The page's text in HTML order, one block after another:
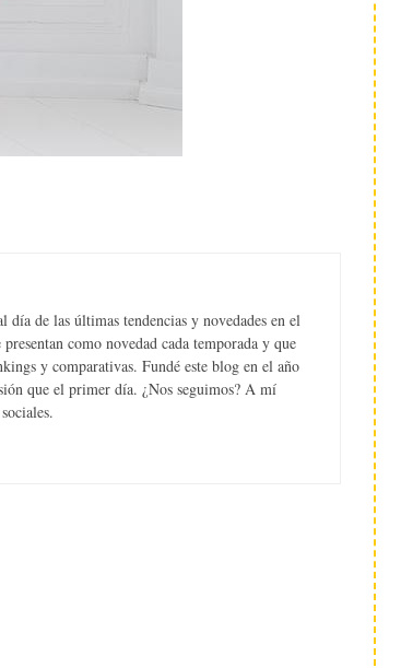
de las últimas tendencias y novedades en el
como novedad cada temporada y que
y comparativas. Fundé este blog en el año
que el primer día. ¿Nos seguimos? A mí